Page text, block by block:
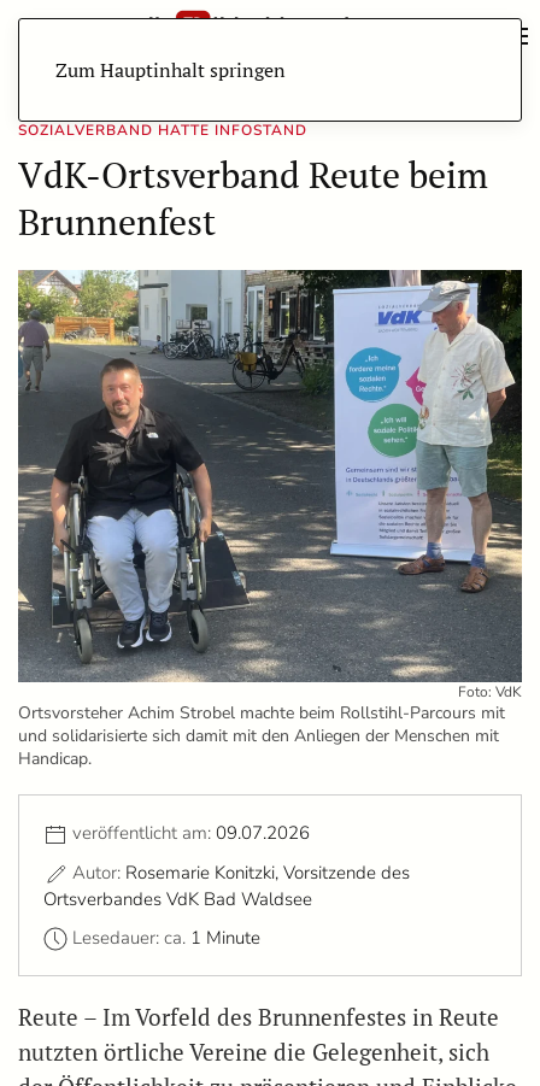
Zum Hauptinhalt springen
SOZIALVERBAND HATTE INFOSTAND
VdK-Ortsverband Reute beim
Brunnenfest
Foto: VdK
Ortsvorsteher Achim Strobel machte beim Rollstihl-Parcours mit
und solidarisierte sich damit mit den Anliegen der Menschen mit
Handicap.
veröffentlicht am: 09.07.2026
Autor: Rosemarie Konitzki, Vorsitzende des
Ortsverbandes VdK Bad Waldsee
Lesedauer: ca. 1 Minute
Reute – Im Vorfeld des Brunnenfestes in Reute
nutzten örtliche Vereine die Gelegenheit, sich